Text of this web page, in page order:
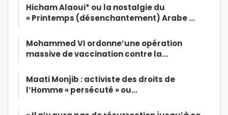
Hicham Alaoui* ou la nostalgie du
« Printemps (désenchantement) Arabe …
Mohammed VI ordonne’une opération
massive de vaccination contre la…
Maati Monjib : activiste des droits de
l’Homme « persécuté » ou…